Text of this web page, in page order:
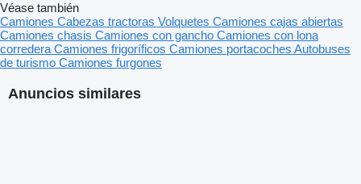
Anuncios similares
Véase también
Camiones Cabezas tractoras Volquetes Camiones cajas abiertas
Camiones chasis Camiones con gancho Camiones con lona
corredera Camiones frigoríficos Camiones portacoches Autobuses
de turismo Camiones furgones